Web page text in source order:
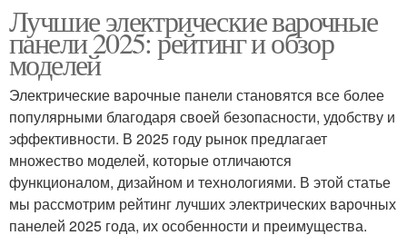
Лучшие электрические варочные
панели 2025: рейтинг и обзор
моделей
Электрические варочные панели становятся все более
популярными благодаря своей безопасности, удобству и
эффективности. В 2025 году рынок предлагает
множество моделей, которые отличаются
функционалом, дизайном и технологиями. В этой статье
мы рассмотрим рейтинг лучших электрических варочных
панелей 2025 года, их особенности и преимущества.